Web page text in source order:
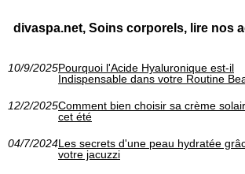
divaspa.net, Soins corporels, lire nos
10/9/2025Pourquoi l'Acide Hyaluronique est-il
Indispensable dans votre Routine
12/2/2025Comment bien choisir sa crème
cet été
04/7/2024Les secrets d'une peau hydratée
votre jacuzzi